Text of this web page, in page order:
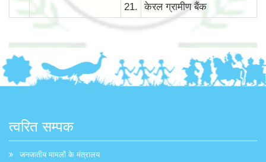
21.
केरल ग्रामीण बैंक
त्वरित सम्पक
जनजातीय मामलों के मंत्रालय